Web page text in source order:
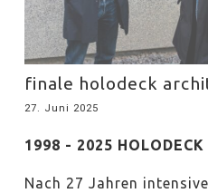
finale holodeck
27. Juni 2025
1998 - 2025
Nach 27 Jahren